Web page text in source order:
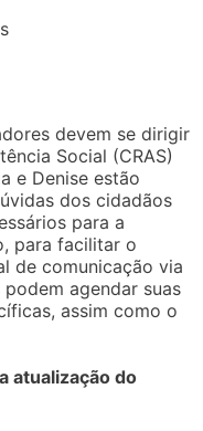
devem se dirigir
Social (CRAS)
e Denise estão
dos cidadãos
para a
para facilitar o
de comunicação via
agendar suas
assim como o
atualização do